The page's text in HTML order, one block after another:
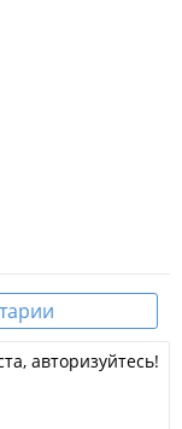
авторизуйтесь!